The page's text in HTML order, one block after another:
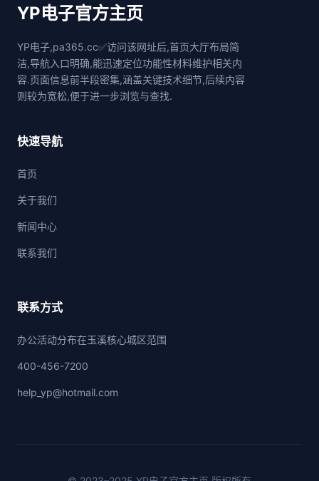
YP电子官方主页
YP电子,pa365.cc✅访问该网址后,首页大厅布局简
洁,导航入口明确,能迅速定位功能性材料维护相关内
容.页面信息前半段密集,涵盖关键技术细节,后续内容
则较为宽松,便于进一步浏览与查找.
快速导航
首页
关于我们
新闻中心
联系我们
联系方式
办公活动分布在玉溪核心城区范围
400-456-7200
help_yp@hotmail.com